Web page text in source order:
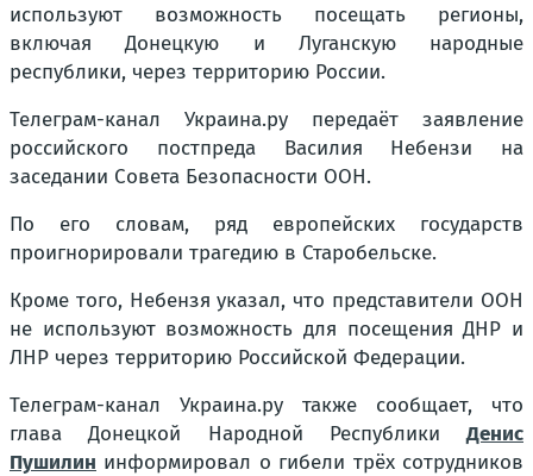
используют возможность посещать регионы,
включая Донецкую и Луганскую народные
республики, через территорию России.
Телеграм-канал Украина.ру передаёт заявление
российского постпреда Василия Небензи на
заседании Совета Безопасности ООН.
По его словам, ряд европейских государств
проигнорировали трагедию в Старобельске.
Кроме того, Небензя указал, что представители ООН
не используют возможность для посещения ДНР и
ЛНР через территорию Российской Федерации.
Телеграм-канал Украина.ру также сообщает, что
глава Донецкой Народной РеспубликиДенис
Пушилин информировал о гибели трёх сотрудников